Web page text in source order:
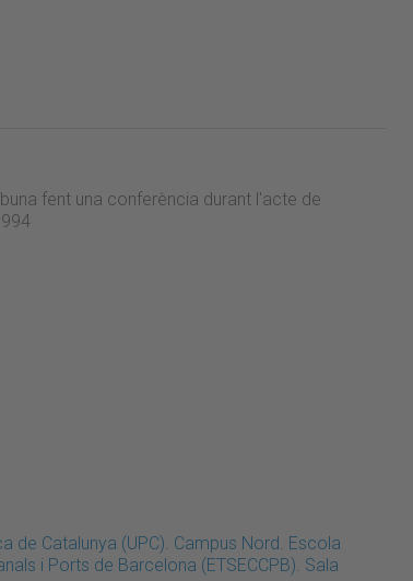
fent una conferència durant l'acte de
de Catalunya (UPC). Campus Nord. Escola
i Ports de Barcelona (ETSECCPB). Sala